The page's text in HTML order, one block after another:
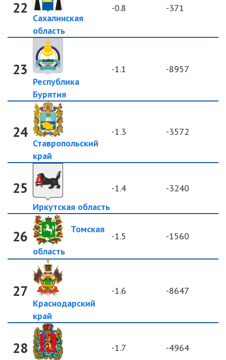
22
Сахалинская
область
-0.8 -371
23
Республика
Бурятия
-1.1 -8957
24
Ставропольский
край
-1.3 -3572
25
Иркутская область
-1.4 -3240
26
Томская
область
-1.5 -1560
27
Краснодарский
край
-1.6 -8647
28 -1.7 -4964